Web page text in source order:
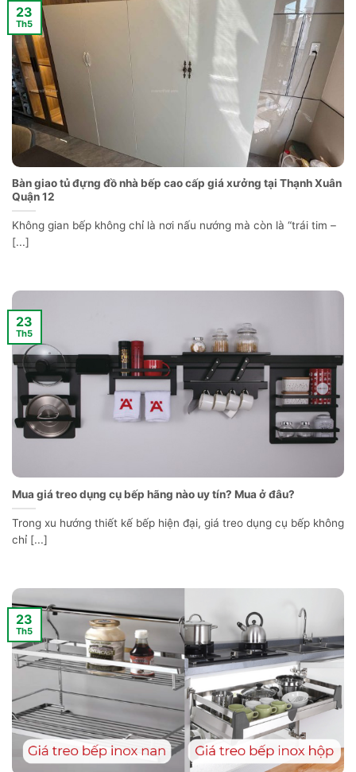
Bàn giao tủ đựng đồ nhà bếp cao cấp giá xưởng tại Thạnh Xuân
Quận 12
Không gian bếp không chỉ là nơi nấu nướng mà còn là “trái tim –
[...]
23
Th5
Mua giá treo dụng cụ bếp hãng nào uy tín? Mua ở đâu?
Trong xu hướng thiết kế bếp hiện đại, giá treo dụng cụ bếp không
chỉ [...]
23
Th5
23
Th5